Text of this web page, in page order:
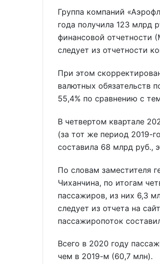
Группа компаний
года получила 123 млрд
финансовой отчетности
следует из отчетности
При этом
валютных обязательств
55,4% по сравнению с
В четвертом квартале
(за тот же период 2019-
составила 68 млрд руб.,
По словам заместителя
Чиханчина, по итогам
пассажиров, из них 6,3
следует из отчета на
пассажиропоток
Всего в 2020 году
чем в 2019-м (60,7 млн).